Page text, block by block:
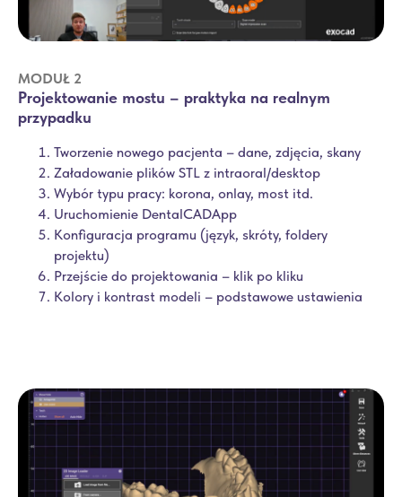
MODUŁ 2
Projektowanie mostu – praktyka na realnym
przypadku
Tworzenie nowego pacjenta – dane, zdjęcia, skany
Załadowanie plików STL z intraoral/desktop
Wybór typu pracy: korona, onlay, most itd.
Uruchomienie DentalCADApp
Konfiguracja programu (język, skróty, foldery
projektu)
Przejście do projektowania – klik po kliku
Kolory i kontrast modeli – podstawowe ustawienia